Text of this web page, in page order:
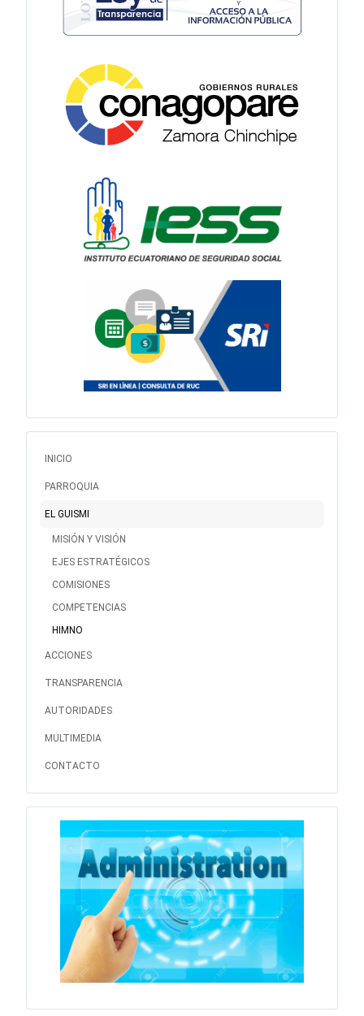
INICIO
PARROQUIA
EL GUISMI
MISIÓN Y VISIÓN
EJES ESTRATÉGICOS
COMISIONES
COMPETENCIAS
HIMNO
ACCIONES
TRANSPARENCIA
AUTORIDADES
MULTIMEDIA
CONTACTO